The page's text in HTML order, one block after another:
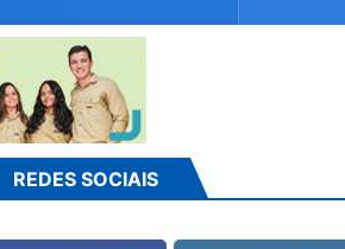
EDITAIS
REDES SOCIAIS